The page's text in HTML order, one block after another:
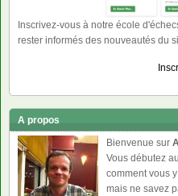
Inscrivez-vous à notre école
rester informés des nouveautés du
A propos
Bienvenue sur
Vous débutez
comment vous
mais ne savez